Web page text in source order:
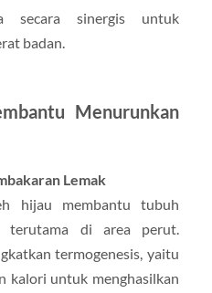
secara sinergis untuk
badan.
Menurunkan
Lemak
hijau membantu tubuh
terutama di area perut.
termogenesis, yaitu
kalori untuk menghasilkan